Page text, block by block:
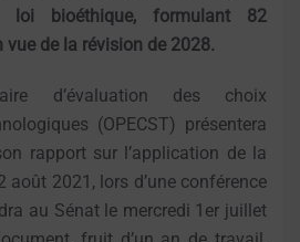
loi bioéthique, formulant 82
de la révision de 2028.
d’évaluation des choix
(OPECST) présentera
rapport sur l’application de la
août 2021, lors d’une conférence
au Sénat le mercredi 1er juillet